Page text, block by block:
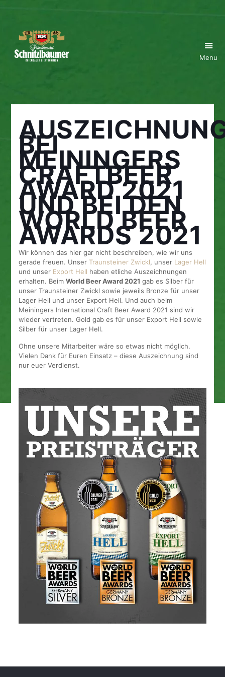
Menu
BEI
MEININGERS
CRAFTBEER
AWARD 2021
UND BEI DEN
WORLD BEER
AWARDS 2021
Wir können das hier gar nicht beschreiben, wie wir uns
gerade freuen. Unser Traunsteiner Zwickl, unser Lager Hell
und unser Export Hell haben etliche Auszeichnungen
erhalten. Beim World Beer Award 2021 gab es Silber für
unser Traunsteiner Zwickl sowie jeweils Bronze für unser
Lager Hell und unser Export Hell. Und auch beim
Meiningers International Craft Beer Award 2021 sind wir
wieder vertreten. Gold gab es für unser Export Hell sowie
Silber für unser Lager Hell.
Ohne unsere Mitarbeiter wäre so etwas nicht möglich.
Vielen Dank für Euren Einsatz – diese Auszeichnung sind
nur euer Verdienst.